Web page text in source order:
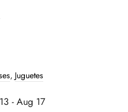
, Juguetes
- Aug 17